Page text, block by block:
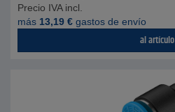
Precio IVA incl.
más 13,19 € gastos de envío
al artículo